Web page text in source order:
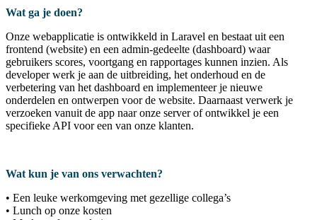
Wat ga je doen?
Onze webapplicatie is ontwikkeld in Laravel en bestaat uit een
frontend (website) en een admin-gedeelte (dashboard) waar
gebruikers scores, voortgang en rapportages kunnen inzien. Als
developer werk je aan de uitbreiding, het onderhoud en de
verbetering van het dashboard en implementeer je nieuwe
onderdelen en ontwerpen voor de website. Daarnaast verwerk je
verzoeken vanuit de app naar onze server of ontwikkel je een
specifieke API voor een van onze klanten.
Wat kun je van ons verwachten?
• Een leuke werkomgeving met gezellige collega’s
• Lunch op onze kosten